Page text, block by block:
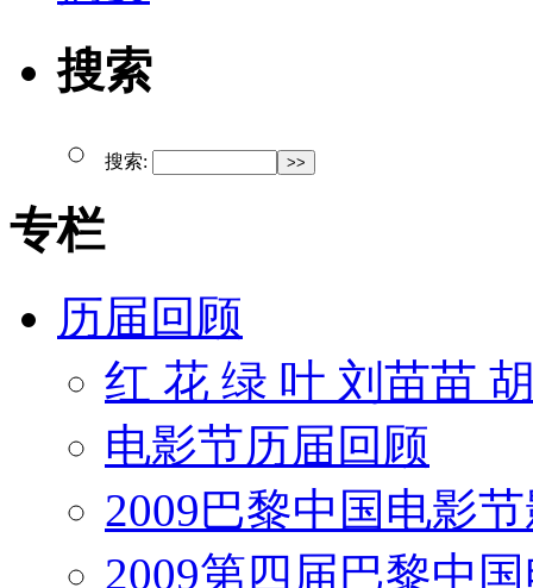
搜索
搜索:
专栏
历届回顾
红 花 绿 叶 刘苗苗
电影节历届回顾
2009巴黎中国电影
2009第四届巴黎中